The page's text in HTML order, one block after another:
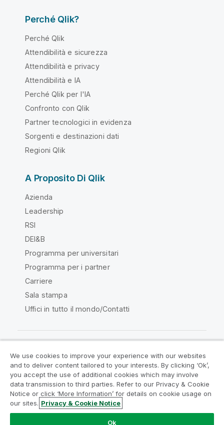
Perché Qlik?
Perché Qlik
Attendibilità e sicurezza
Attendibilità e privacy
Attendibilità e IA
Perché Qlik per l'IA
Confronto con Qlik
Partner tecnologici in evidenza
Sorgenti e destinazioni dati
Regioni Qlik
A Proposito Di Qlik
Azienda
Leadership
RSI
DEI&B
Programma per universitari
Programma per i partner
Carriere
Sala stampa
Uffici in tutto il mondo/Contatti
Qlik Community
Contratti
Termini del prodotto
Legal Policies
Note Legali
Termini di utilizzo
Marchi
Do Not Share My Info
We use cookies to improve your experience with our websites
and to deliver content tailored to your interests. By clicking ‘Ok’,
you accept the use of additional cookies which may involve
data transmission to third parties. Refer to our Privacy & Cookie
Notice or click ‘More Information’ for details on cookie usage on
our sites. Privacy & Cookie Notice
Ok